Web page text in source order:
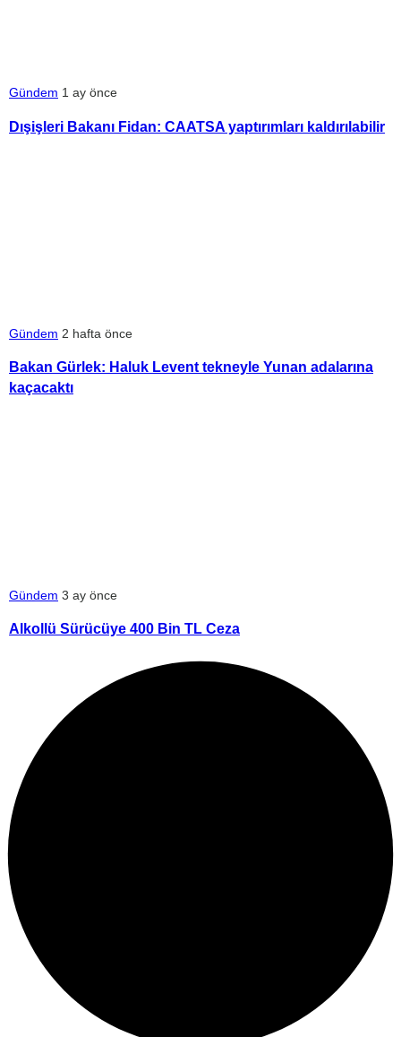
Gündem 1 ay önce
Dışişleri Bakanı Fidan: CAATSA yaptırımları kaldırılabilir
Gündem 2 hafta önce
Bakan Gürlek: Haluk Levent tekneyle Yunan adalarına
kaçacaktı
Gündem 3 ay önce
Alkollü Sürücüye 400 Bin TL Ceza